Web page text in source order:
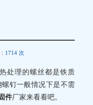
1714 次
处理的螺丝都是铁质
钉一般情况下是不需
件厂家来看看吧。